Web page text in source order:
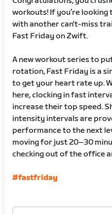
workouts! If you’re
with another can't-miss
Fast Friday on Zwift.
A new workout series to
rotation, Fast Friday is a
to get your heart rate up.
here, clocking in fast
increase their top speed.
intensity intervals are
performance to the next
moving for just 20–30
checking out of the office
#fastfriday